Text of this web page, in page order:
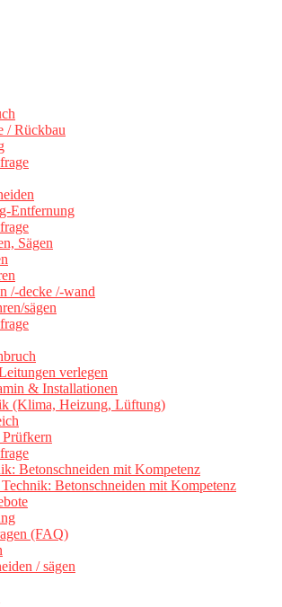
GmbH
/ Rückbau
Entfernung
Sägen
/-decke /-wand
sägen
verlegen
& Installationen
(Klima, Heizung, Lüftung)
Betonschneiden mit Kompetenz
Betonschneiden mit Kompetenz
(FAQ)
/ sägen